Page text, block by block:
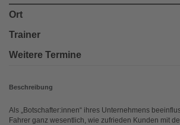
Ort
Trainer
Weitere Termine
Beschreibung
Als „Botschafter:innen“ ihres Unternehmens
Fahrer ganz wesentlich, wie zufrieden Kunden mit